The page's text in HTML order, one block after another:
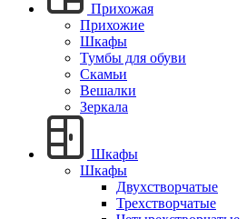
Прихожая
Прихожие
Шкафы
Тумбы для обуви
Скамьи
Вешалки
Зеркала
Шкафы
Шкафы
Двухстворчатые
Трехстворчатые